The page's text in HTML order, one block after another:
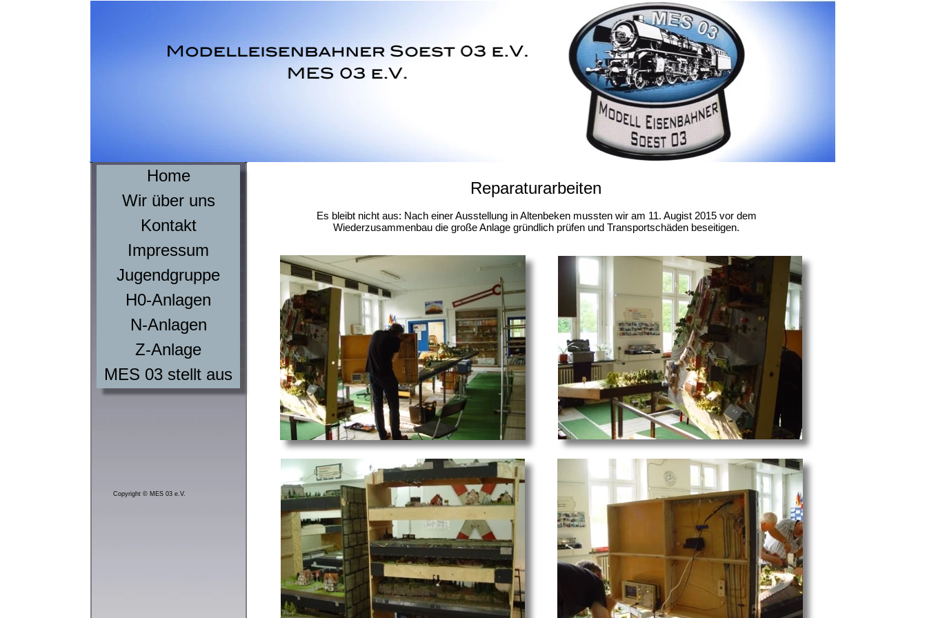
Home
Wir über uns
Kontakt
Impressum
Jugendgruppe
H0-Anlagen
N-Anlagen
Z-Anlage
MES 03 stellt aus
Copyright © MES 03 e.V.
Reparaturarbeiten
Es bleibt nicht aus: Nach einer Ausstellung in Altenbeken mussten wir am 11. Augist 2015 vor dem
Wiederzusammenbau die große Anlage gründlich prüfen und Transportschäden beseitigen.